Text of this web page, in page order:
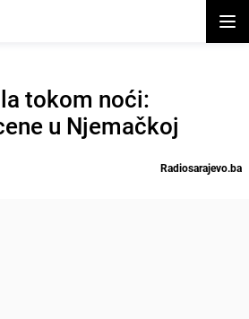
tokom noći:
u Njemačkoj
Radiosarajevo.ba